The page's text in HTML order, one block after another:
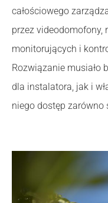
całościowego
przez videodomofony,
monitorujących i
Rozwiązanie musiało
dla instalatora, jak i
niego dostęp zarówno